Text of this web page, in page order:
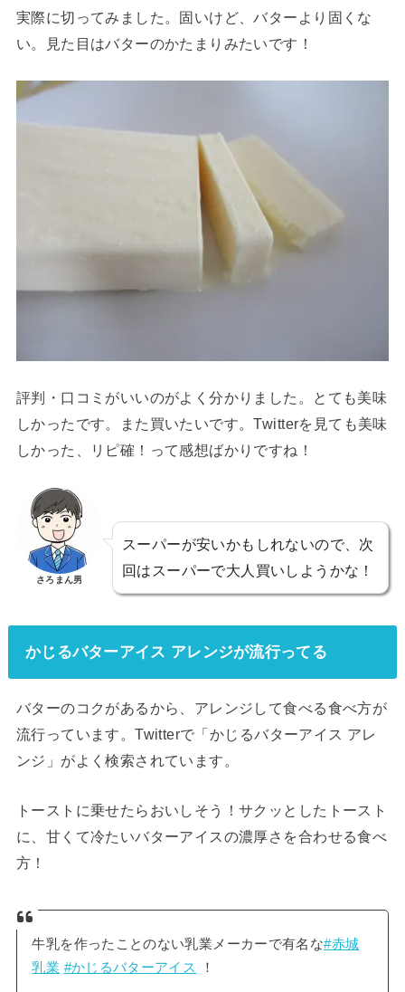
実際に切ってみました。固いけど、バターより固くな
い。見た目はバターのかたまりみたいです！
評判・口コミがいいのがよく分かりました。とても美味
しかったです。また買いたいです。Twitterを見ても美味
しかった、リピ確！って感想ばかりですね！
さろまん男
スーパーが安いかもしれないので、次
回はスーパーで大人買いしようかな！
かじるバターアイス アレンジが流行ってる
バターのコクがあるから、アレンジして食べる食べ方が
流行っています。Twitterで「かじるバターアイス アレ
ンジ」がよく検索されています。
トーストに乗せたらおいしそう！サクッとしたトースト
に、甘くて冷たいバターアイスの濃厚さを合わせる食べ
方！
牛乳を作ったことのない乳業メーカーで有名な#赤城
乳業 #かじるバターアイス ！